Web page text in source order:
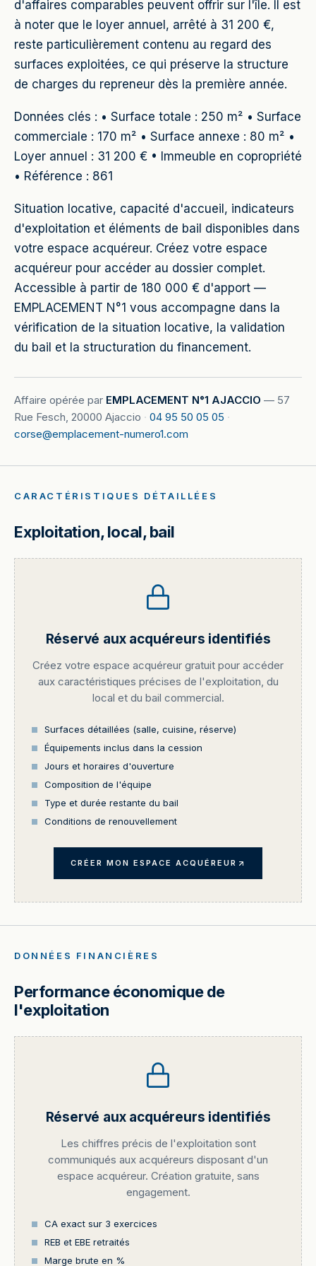
d'affaires comparables peuvent offrir sur l'île. Il est
à noter que le loyer annuel, arrêté à 31 200 €,
reste particulièrement contenu au regard des
surfaces exploitées, ce qui préserve la structure
de charges du repreneur dès la première année.
Données clés : • Surface totale : 250 m² • Surface
commerciale : 170 m² • Surface annexe : 80 m² •
Loyer annuel : 31 200 € • Immeuble en copropriété
• Référence : 861
Situation locative, capacité d'accueil, indicateurs
d'exploitation et éléments de bail disponibles dans
votre espace acquéreur. Créez votre espace
acquéreur pour accéder au dossier complet.
Accessible à partir de 180 000 € d'apport —
EMPLACEMENT N°1 vous accompagne dans la
vérification de la situation locative, la validation
du bail et la structuration du financement.
Affaire opérée par EMPLACEMENT N°1 AJACCIO — 57
Rue Fesch, 20000 Ajaccio · 04 95 50 05 05 ·
corse@emplacement-numero1.com
CARACTÉRISTIQUES DÉTAILLÉES
Exploitation, local, bail
Réservé aux acquéreurs identifiés
Créez votre espace acquéreur gratuit pour accéder
aux caractéristiques précises de l'exploitation, du
local et du bail commercial.
Surfaces détaillées (salle, cuisine, réserve)
Équipements inclus dans la cession
Jours et horaires d'ouverture
Composition de l'équipe
Type et durée restante du bail
Conditions de renouvellement
CRÉER MON ESPACE ACQUÉREUR
DONNÉES FINANCIÈRES
Performance économique de
l'exploitation
Réservé aux acquéreurs identifiés
Les chiffres précis de l'exploitation sont
communiqués aux acquéreurs disposant d'un
espace acquéreur. Création gratuite, sans
engagement.
CA exact sur 3 exercices
REB et EBE retraités
Marge brute en %